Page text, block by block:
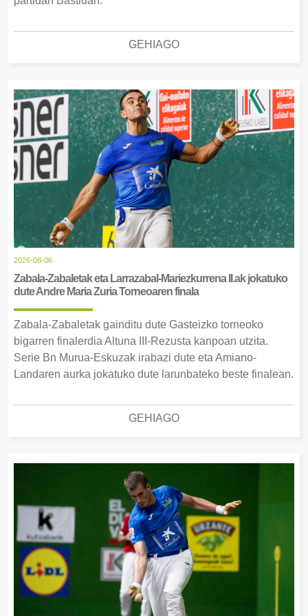
GEHIAGO
2026-08-06
Zabala-Zabaletak eta Larrazabal-Mariezkurrena II.ak jokatuko
dute Andre Maria Zuria Torneoaren finala
Zabala-Zabaletak gainditu dute Gasteizko torneoko
bigarren finalerdia Altuna III-Rezusta kanpoan utzita.
Serie Bn Murua-Eskuzak irabazi dute eta Amiano-
Landaren aurka jokatuko dute larunbateko beste finalean.
GEHIAGO